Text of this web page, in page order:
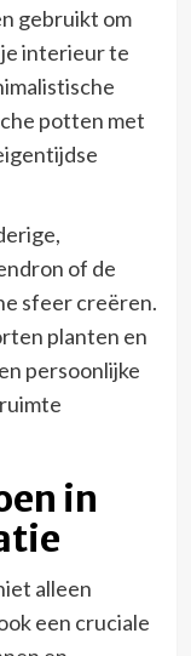
gebruikt om
je interieur te
potten met
of de
sfeer creëren.
planten en
persoonlijke
in
alleen
een cruciale